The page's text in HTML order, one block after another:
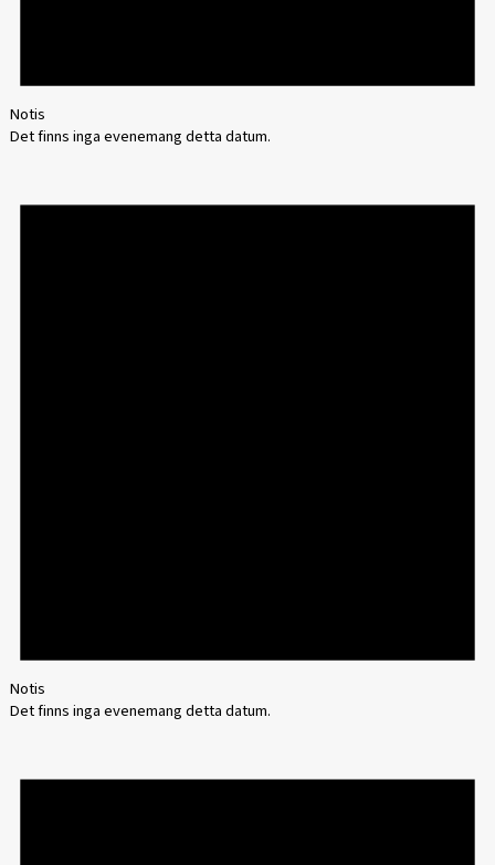
Notis
Det finns inga evenemang detta datum.
Notis
Det finns inga evenemang detta datum.